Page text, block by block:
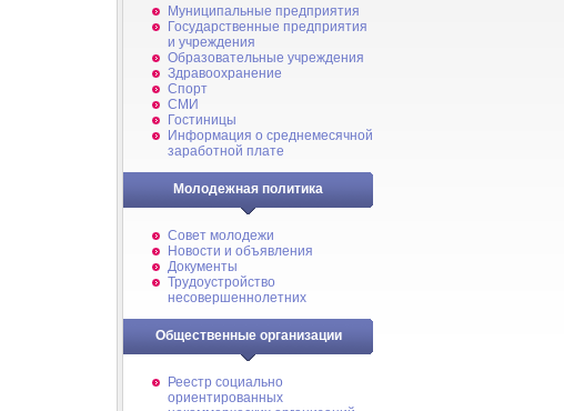
Муниципальные предприятия
Государственные предприятия
и учреждения
Образовательные учреждения
Здравоохранение
Спорт
СМИ
Гостиницы
Информация о среднемесячной
заработной плате
Молодежная политика
Совет молодежи
Новости и объявления
Документы
Трудоустройство
несовершеннолетних
Общественные организации
Реестр социально
ориентированных